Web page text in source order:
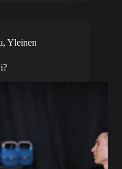
, Yleinen